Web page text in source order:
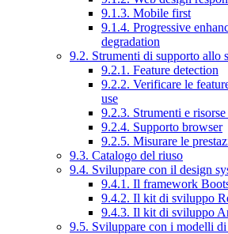
9.1.3. Mobile first
9.1.4. Progressive
degradation
9.2. Strumenti di supporto allo
9.2.1. Feature detection
9.2.2. Verificare le
use
9.2.3. Strumenti e
9.2.4. Supporto browser
9.2.5. Misurare le
9.3. Catalogo del riuso
9.4. Sviluppare con il design
9.4.1. Il framework
9.4.2. Il kit di sviluppo
9.4.3. Il kit di sviluppo
9.5. Sviluppare con i modelli